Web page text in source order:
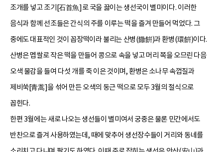
조개를 넣고 조기[石首魚]로 국을 끓이는 생선국이 별미이다. 이러한
음식과 함께 선조들은 간식의 주를 이루는 떡을 즐겨 만들어 먹었다. 그
중에도 대표적인 것이 꼽장떡이라 불리는 산병(饊餠)과 환병(環餠)이다.
산병은 멥쌀로 작은 떡을 만들어 콩으로 속을 넣고 머리 쪽을 오므린 다음
오색 물감을 들여 다섯 개를 죽 이은 것이며, 환병은 소나무 속껍질과
제비쑥[青蒿]을 섞어 만든 오색의 둥근 떡으로 모두 3월의 절식으로
꼽힌다.
한편 3월에는 새로 나오는 생선들이 별미여서 궁중은 물론 민간에서도
반찬으로 즐겨 사용하였는데, 때에 맞추어 생선장수들이 거리와 동네를